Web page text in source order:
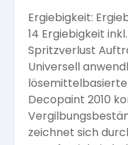
Öle für Außen
Pflege und Reinigung
Versiegelung für
Pflege
Kalkfarben
Anti Schimmelfarbe
Isolierfarben
Silikatfarben
Pflege und Reinigung
Spezialprodukte
Arbeitshandschuhe
Dichtmassen
Farbwalzen
Ergiebigkeit:
14 Ergiebigkeit
Spritzverlust
Universell
Decopaint 2010
zeichnet sich